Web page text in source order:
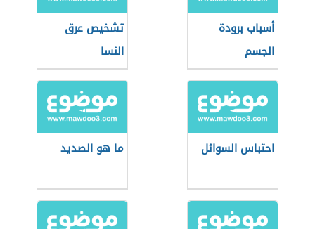
أسباب برودة
الجسم
تشخيص عرق
النسا
احتباس السوائل ما هو الصديد